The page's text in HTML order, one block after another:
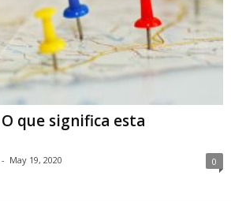
que significa esta
- May 19, 2020 0